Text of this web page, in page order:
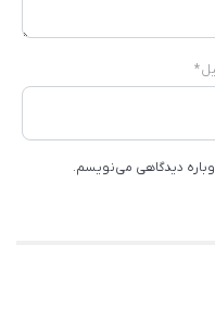
*
دیدگاهی می‌نویسم.